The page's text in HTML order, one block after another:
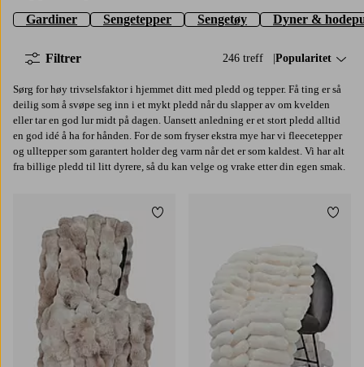
Gardiner Sengetepper Sengetøy Dyner &
246 treff Sorter på:
Popularitet
Filtrer
Sørg for høy trivselsfaktor i hjemmet ditt med pledd og tepper. Få ting er så
deilig som å svøpe seg inn i et mykt pledd når du slapper av om kvelden
eller tar en god lur midt på dagen. Uansett anledning er et stort pledd alltid
en god idé å ha for hånden. For de som fryser ekstra mye har vi fleecetepper
og ulltepper som garantert holder deg varm når det er som kaldest. Vi har alt
fra billige pledd til litt dyrere, så du kan velge og vrake etter din egen smak.
Legg til favoritter